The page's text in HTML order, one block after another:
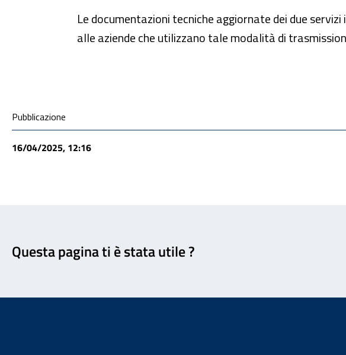
Le documentazioni tecniche aggiornate dei due
alle aziende che utilizzano tale modalità di
Condivisione social
Pubblicazione
16/04/2025, 12:16
Questa pagina ti è stata utile ?